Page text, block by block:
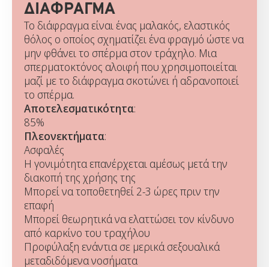
ΔΙΑΦΡΑΓΜΑ
Το διάφραγμα είναι ένας μαλακός, ελαστικός
θόλος ο οποίος σχηματίζει ένα φραγμό ώστε να
μην φθάνει το σπέρμα στον τράχηλο. Μια
σπερματοκτόνος αλοιφή που χρησιμοποιείται
μαζί με το διάφραγμα σκοτώνει ή αδρανοποιεί
το σπέρμα.
Αποτελεσματικότητα:
85%
Πλεονεκτήματα:
Ασφαλές
Η γονιμότητα επανέρχεται αμέσως μετά την
διακοπή της χρήσης της
Μπορεί να τοποθετηθεί 2-3 ώρες πριν την
επαφή
Μπορεί θεωρητικά να ελαττώσει τον κίνδυνο
από καρκίνο του τραχήλου
Προφύλαξη ενάντια σε μερικά σεξουαλικά
μεταδιδόμενα νοσήματα